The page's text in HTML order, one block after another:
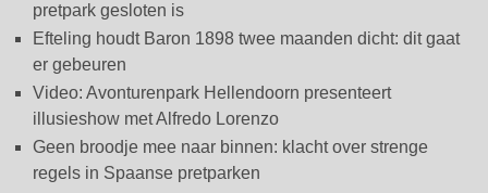
pretpark gesloten is
Efteling houdt Baron 1898 twee maanden dicht: dit gaat
er gebeuren
Video: Avonturenpark Hellendoorn presenteert
illusieshow met Alfredo Lorenzo
Geen broodje mee naar binnen: klacht over strenge
regels in Spaanse pretparken